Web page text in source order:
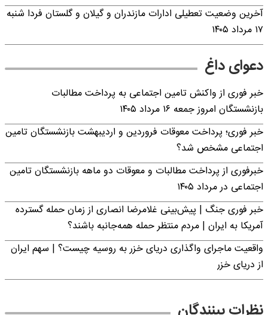
آخرین وضعیت تعطیلی ادارات مازندران و گیلان و گلستان فردا شنبه
۱۷ مرداد ۱۴۰۵
دعوای داغ
خبر فوری از واکنش تامین اجتماعی به پرداخت مطالبات
بازنشستگان امروز جمعه ۱۶ مرداد ۱۴۰۵
خبر فوری؛ پرداخت معوقات فروردین و اردیبهشت بازنشستگان تامین
اجتماعی مشخص شد؟
خبرفوری از پرداخت مطالبات و معوقات دو ماهه بازنشستگان تامین
اجتماعی در مرداد ۱۴۰۵
خبر فوری جنگ | پیش‌بینی غلامرضا انصاری از زمان حمله گسترده
آمریکا به ایران | مردم منتظر حمله همه‌جانبه باشند؟
واقعیت ماجرای واگذاری دریای خزر به روسیه چیست؟ | سهم ایران
از دریای خزر